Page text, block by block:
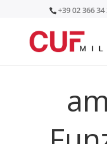
+39 02 366 34